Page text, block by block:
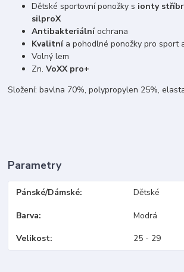
Dětské sportovní ponožky s ionty
silproX
Antibakteriálníochrana
Kvalitnía pohodlné ponožky pro sport
Volný lem
Zn.VoXX pro+
Složení: bavlna 70%, polypropylen 25%,
Parametry
Pánské/Dámské Dětské
Barva Modrá
Velikost 25 - 29